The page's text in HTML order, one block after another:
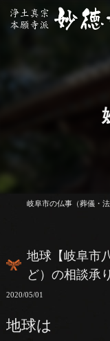
地球【岐阜市
ど）の相談承
2020/05/01
地球は